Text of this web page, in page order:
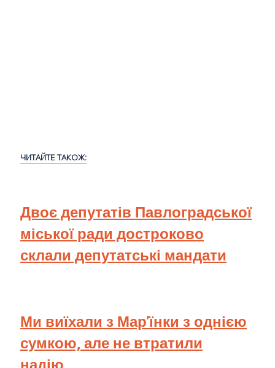
ЧИТАЙТЕ ТАКОЖ:
Двоє депутатів Павлоградської
міської ради достроково
склали депутатські мандати
Ми виїхали з Мар'їнки з однією
сумкою, але не втратили